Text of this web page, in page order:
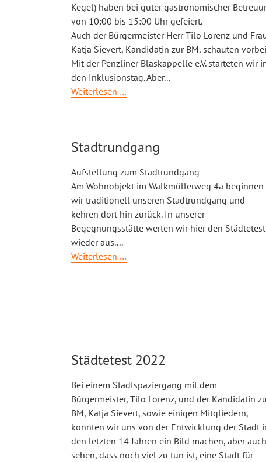
Kegel) haben bei guter gastronomischer
von 10:00 bis 15:00 Uhr gefeiert.
Auch der Bürgermeister Herr Tilo Lorenz und
Katja Sievert, Kandidatin zur BM, schauten
Mit der Penzliner Blaskappelle e.V. starteten wir
den Inklusionstag.Aber...
Weiterlesen …
30-
igsten
Stadtrundgang
Aufstellung zum Stadtrundgang
Am Wohnobjekt im Walkmüllerweg 4a beginnen
wir traditionell unseren Stadtrundgang und
kehren dort hin zurück. In unserer
Begegnungsstätte werten wir hier den Städtetest
wieder aus....
Weiterlesen …
Städtetest 2022
Bei einem Stadtspaziergang mit dem
Bürgermeister, Tilo Lorenz, und der Kandidatin
BM, Katja Sievert, sowie einigen Mitgliedern,
konnten wir uns von der Entwicklung der Stadt
den letzten 14 Jahren ein Bild machen, aber auch
sehen, dass noch viel zu tun ist, eine Stadt für